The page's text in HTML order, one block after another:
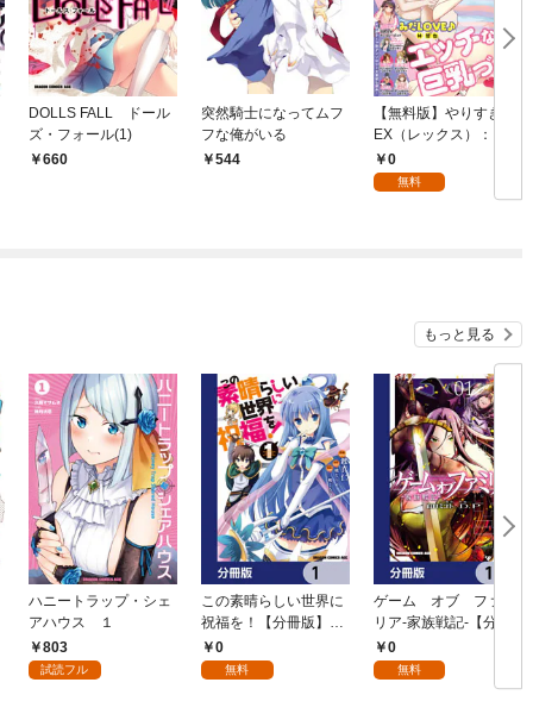
DOLLS FALL ドール
ズ・フォール(1)
660
突然騎士になってムフ
フな俺がいる
544
【無料版】やりすぎR
EX（レックス）： 3
0
無料
もっと見る
ハニートラップ・シェ
アハウス １
803
試読フル
この素晴らしい世界に
祝福を！【分冊版】
1 0
無料
ゲーム オブ ファミ
リア-家族戦記-【分冊
版】 1
0
無料